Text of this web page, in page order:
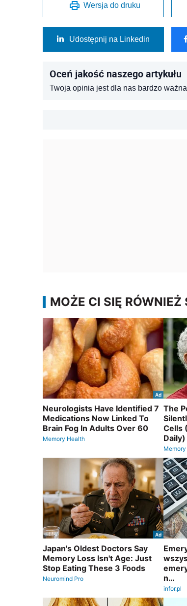
Wersja do druku
Udostępnij na Linkedin
Oceń jakość naszego artykułu
Twoja opinia jest dla nas bardzo ważna